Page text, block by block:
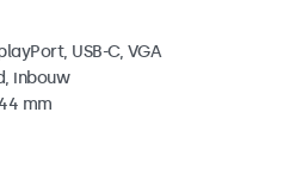
USB-C, VGA
inbouw
mm